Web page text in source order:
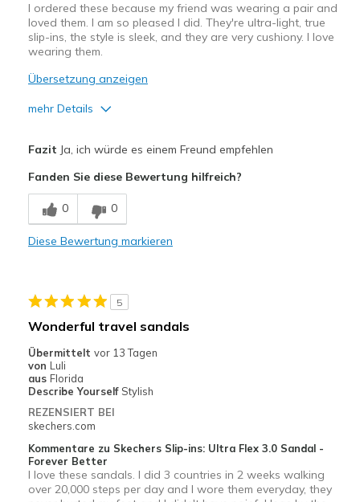
Sizing
Feels true to size
View On Shoes
I'm Really Into Shoes
I ordered these because my friend was wearing a pair and
loved them. I am so pleased I did. They're ultra-light, true
slip-ins, the style is sleek, and they are very cushiony. I love
wearing them.
Übersetzung anzeigen
mehr Details
Comfortable
Stylish
View On Shoes
I'm Into Shoes
Fazit Ja, ich würde es einem Freund empfehlen
Fanden Sie diese Bewertung hilfreich?
0 0
Diese Bewertung markieren
5
Wonderful travel sandals
Übermittelt vor 13 Tagen
von Luli
aus Florida
Describe Yourself Stylish
REZENSIERT BEI
skechers.com
Kommentare zu Skechers Slip-ins: Ultra Flex 3.0 Sandal -
Forever Better
I love these sandals. I did 3 countries in 2 weeks walking
over 20,000 steps per day and I wore them everyday, they